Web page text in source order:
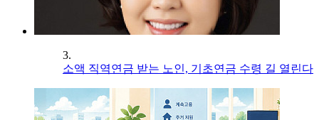
3.
소액 직역연금 받는 노인, 기초연금 수령 길 열린다